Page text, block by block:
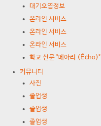
대기오염정보
온라인 서비스
온라인 서비스
온라인 서비스
학교 신문 "메아리 (Écho)"
커뮤니티
사진
졸업생
졸업생
졸업생